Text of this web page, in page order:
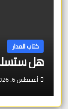
كتاب المدار
هل
أغسطس 6, 2026